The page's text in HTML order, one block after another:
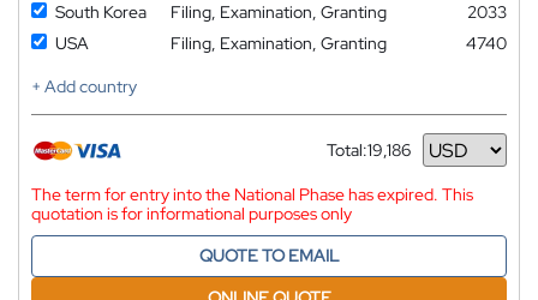
South Korea
Filing, Examination, Granting
2033
USA
Filing, Examination, Granting
4740
+ Add country
Total:19,186
Currency
The term for entry into the National Phase has expired. This
quotation is for informational purposes only
QUOTE TO EMAIL